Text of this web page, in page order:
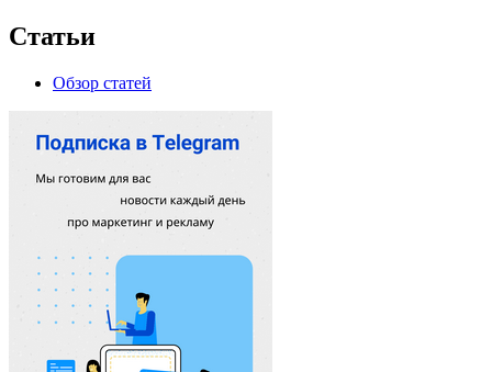
Статьи
Обзор статей